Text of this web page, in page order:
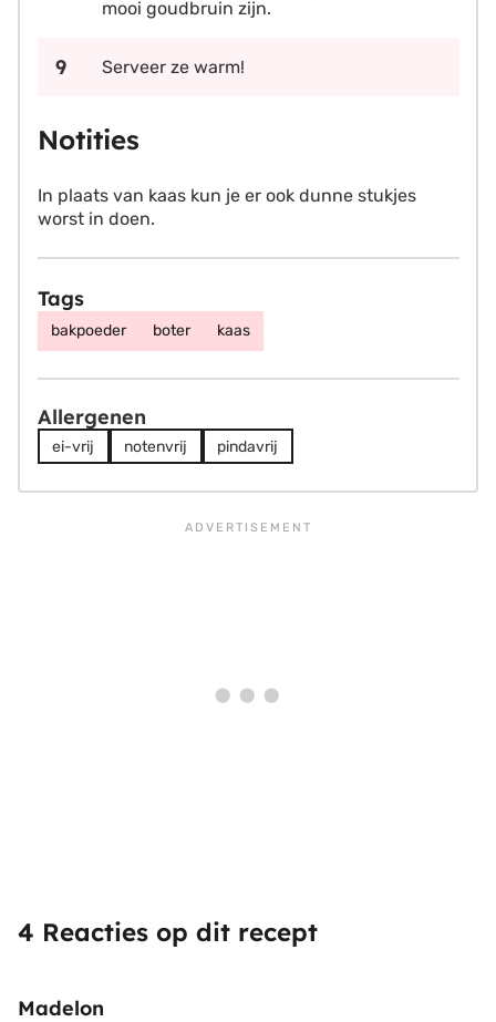
mooi goudbruin zijn.
Serveer ze warm!
Notities
In plaats van kaas kun je er ook dunne stukjes
worst in doen.
Tags
bakpoeder boter kaas
Allergenen
ei-vrij notenvrij pindavrij
4 Reacties op dit recept
Madelon